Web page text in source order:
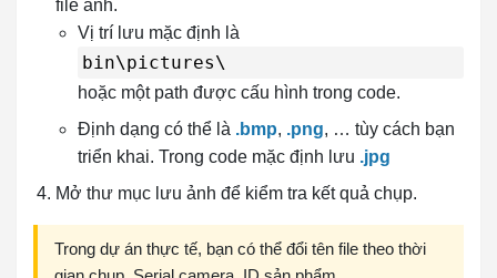
file ảnh.
Vị trí lưu mặc định là
bin\pictures\
hoặc một path được cấu hình trong code.
Định dạng có thể là .bmp, .png, … tùy cách bạn
triển khai. Trong code mặc định lưu .jpg
Mở thư mục lưu ảnh để kiểm tra kết quả chụp.
Trong dự án thực tế, bạn có thể đổi tên file theo thời